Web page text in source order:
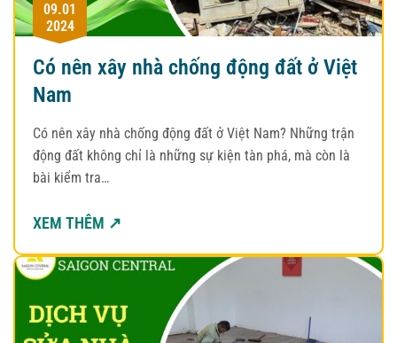
09.01
2024
Có nên xây nhà chống động đất ở Việt
Nam
Có nên xây nhà chống động đất ở Việt Nam? Những trận
động đất không chỉ là những sự kiện tàn phá, mà còn là
bài kiểm tra…
XEM THÊM ↗